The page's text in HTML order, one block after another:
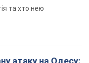
сусідні
загиблих, 13